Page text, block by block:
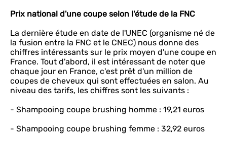
Prix national d'une coupe selon l'étude de la FNC
La dernière étude en date de l'UNEC (organisme né de
la fusion entre la FNC et le CNEC) nous donne des
chiffres intéressants sur le prix moyen d'une coupe en
France. Tout d'abord, il est intéressant de noter que
chaque jour en France, c'est prêt d'un million de
coupes de cheveux qui sont effectuées en salon. Au
niveau des tarifs, les chiffres sont les suivants :
- Shampooing coupe brushing homme : 19,21 euros
- Shampooing coupe brushing femme : 32,92 euros